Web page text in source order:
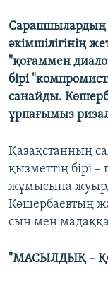
Сарапшылардың
әкімшілігінің
"қоғаммен
бірі
санайды.
ұрпағымыз
Қазақстанның
қызметтің бірі –
жұмысына
Көшербаевтың
сын мен мадаққа
"МАСЫЛДЫҚ –